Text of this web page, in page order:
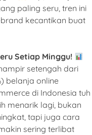
paling seru, tren ini
kecantikan buat
Setiap Minggu!
setengah dari
belanja online
di Indonesia tuh
menarik lagi, bukan
tapi juga cara
sering terlibat